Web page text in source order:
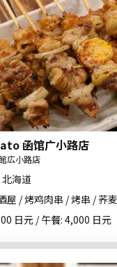
函馆广小路店
広小路店
海道
屋 / 烤鸡肉串 / 烤串 / 荞
日元 / 午餐: 4,000 日元